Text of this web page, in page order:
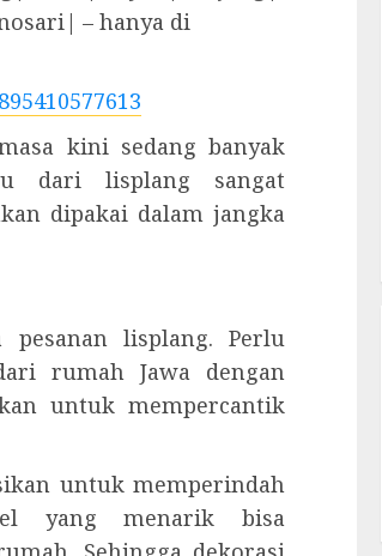
– hanya di
kini sedang banyak
dari lisplang sangat
dipakai dalam jangka
pesanan lisplang. Perlu
rumah Jawa dengan
untuk mempercantik
untuk memperindah
yang menarik bisa